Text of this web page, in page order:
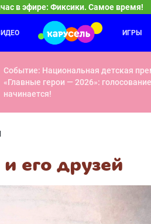
в эфире: Фиксики. Самое время!
период — Шахта —
Ум и Хрум
Мини-Хрум — Мармеладный червь —
ИГРЫ
Событие: Национальная детская
«Главные герои — 2026»: голосование
начинается!
его друзей